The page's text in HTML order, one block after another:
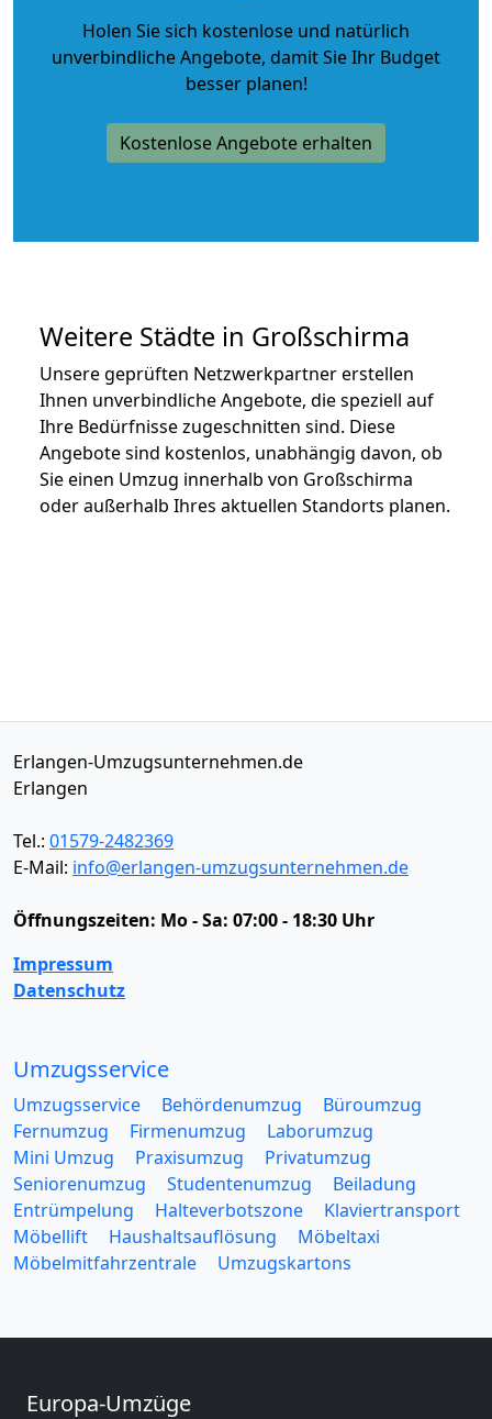
Holen Sie sich kostenlose und natürlich
unverbindliche Angebote, damit Sie Ihr Budget
besser planen!
Kostenlose Angebote erhalten
Weitere Städte in Großschirma
Unsere geprüften Netzwerkpartner erstellen
Ihnen unverbindliche Angebote, die speziell auf
Ihre Bedürfnisse zugeschnitten sind. Diese
Angebote sind kostenlos, unabhängig davon, ob
Sie einen Umzug innerhalb von Großschirma
oder außerhalb Ihres aktuellen Standorts planen.
Erlangen-Umzugsunternehmen.de
Erlangen
Tel.: 01579-2482369
E-Mail: info@erlangen-umzugsunternehmen.de
Öffnungszeiten: Mo - Sa: 07:00 - 18:30 Uhr
Impressum
Datenschutz
Umzugsservice
Umzugsservice Behördenumzug
Büroumzug
Fernumzug
Firmenumzug
Laborumzug
Mini Umzug
Praxisumzug
Privatumzug
Seniorenumzug
Studentenumzug
Beiladung
Entrümpelung
Halteverbotszone
Klaviertransport
Möbellift
Haushaltsauflösung
Möbeltaxi
Möbelmitfahrzentrale
Umzugskartons
Europa-Umzüge